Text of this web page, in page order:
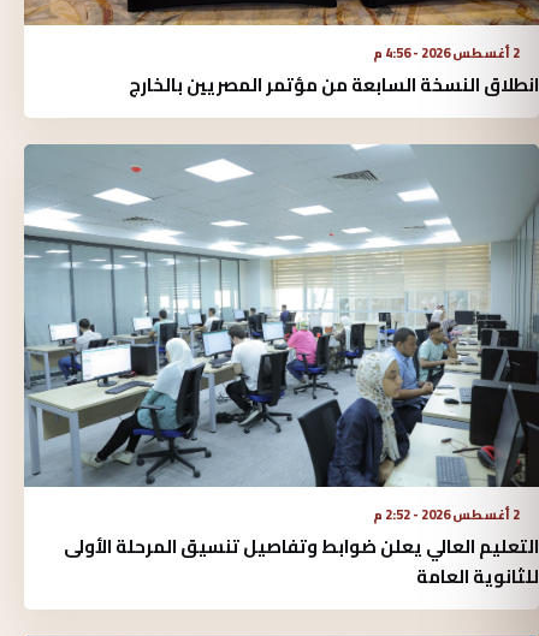
2 أغسطس 2026 - 4:56 م
انطلاق النسخة السابعة من مؤتمر المصريين بالخارج
2 أغسطس 2026 - 2:52 م
التعليم العالي يعلن ضوابط وتفاصيل تنسيق المرحلة الأولى
للثانوية العامة